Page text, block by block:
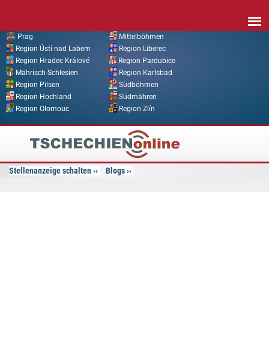
Prag
Mittelböhmen
Region Ústí nad Labem
Region Liberec
Region Hradec Králové
Region Pardubice
Mährisch-Schlesien
Region Karlsbad
Region Pilsen
Südböhmen
Region Hochland
Südmähren
Region Olomouc
Region Zlín
Tschechien
Online
Stellenanzeige schalten Blogs